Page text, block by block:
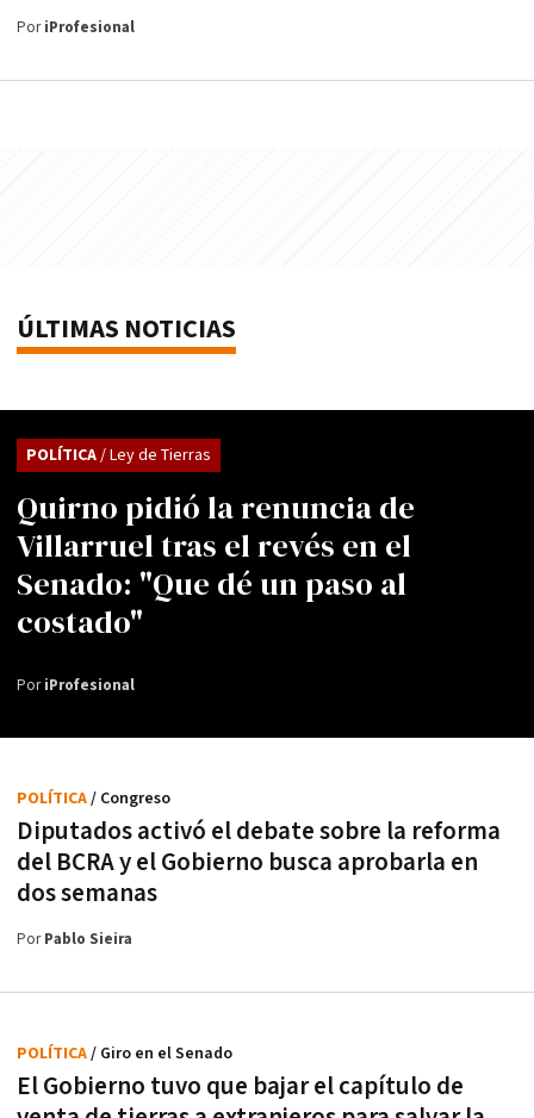
PoriProfesional
ÚLTIMAS NOTICIAS
Quirno pidió la renuncia de
Villarruel tras el revés en el
Senado: "Que dé un paso al
costado"
POLÍTICA/ Ley de Tierras
PoriProfesional
Diputados activó el debate sobre la reforma
del BCRA y el Gobierno busca aprobarla en
dos semanas
POLÍTICA/ Congreso
PorPablo Sieira
El Gobierno tuvo que bajar el capítulo de
POLÍTICA/ Giro en el Senado